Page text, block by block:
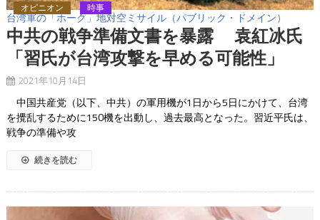
台湾軍の「ホーク」地対空ミサイル（パブリック・ドメイン）
オピニオン 時事
中共の戦争準備文書を暴露 袁紅冰氏
「習氏が台湾攻撃を早める可能性」
2021年10月14日
中国共産党（以下、中共）の軍用機が1日から5日にかけて、台湾
を攪乱するために150機を出動し、過去最高となった。習近平氏は、
戦争の準備や攻
続きを読む